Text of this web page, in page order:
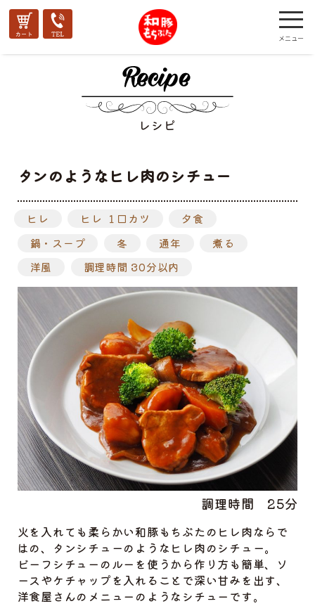
レシピ
タンのようなヒレ肉のシチュー
ヒレ ヒレ １口カツ
夕食
鍋・スープ
冬 通年
煮る
洋風
調理時間 30分以内
調理時間25分
火を入れても柔らかい和豚もちぶたのヒレ肉ならで
はの、タンシチューのようなヒレ肉のシチュー。
ビーフシチューのルーを使うから作り方も簡単、ソ
ースやケチャップを入れることで深い甘みを出す、
洋食屋さんのメニューのようなシチューです。